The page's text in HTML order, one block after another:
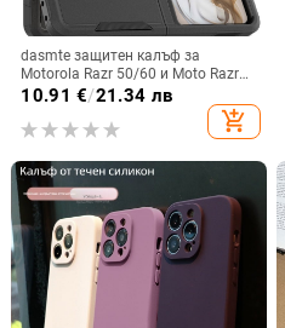
dasmte защитен калъф за
Motorola Razr 50/60 и Moto Razr
2024 с сгъваем дисплей
10.91 €/21.34 лв
add_shopping_cart